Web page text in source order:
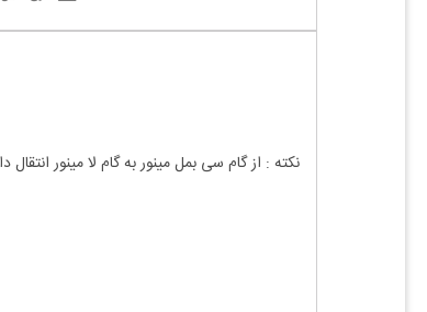
نکته : از گام سی بمل مینور به گام لا مینور